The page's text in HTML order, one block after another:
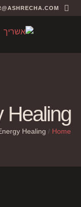
Healing
Home
/
Healing